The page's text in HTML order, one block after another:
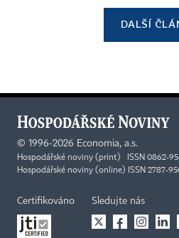
DALŠÍ
© 1996-2026 Economia, a.s.
Hospodářské noviny (print) ISSN 0862-
Hospodářské noviny (online) ISSN 2787-
Certifikováno Sledujte nás